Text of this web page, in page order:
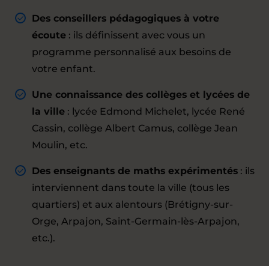
Des conseillers pédagogiques à votre
écoute : ils définissent avec vous un
programme personnalisé aux besoins de
votre enfant.
Une connaissance des collèges et lycées de
la ville : lycée Edmond Michelet, lycée René
Cassin, collège Albert Camus, collège Jean
Moulin, etc.
Des enseignants de maths expérimentés : ils
interviennent dans toute la ville (tous les
quartiers) et aux alentours (Brétigny-sur-
Orge, Arpajon, Saint-Germain-lès-Arpajon,
etc.).